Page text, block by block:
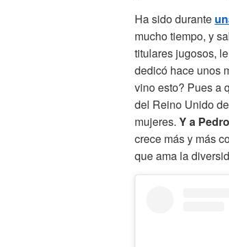
Ha sido durante
mucho tiempo, y
titulares jugosos,
dedicó hace unos
vino esto? Pues a
del Reino Unido
mujeres. Y a
crece más y más
que ama la